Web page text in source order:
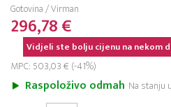
Gotovina / Virman
296,78 €
Vidjeli ste bolju cijenu na nekom
MPC: 503,03 € (-41%)
Raspoloživo odmah Na stanju